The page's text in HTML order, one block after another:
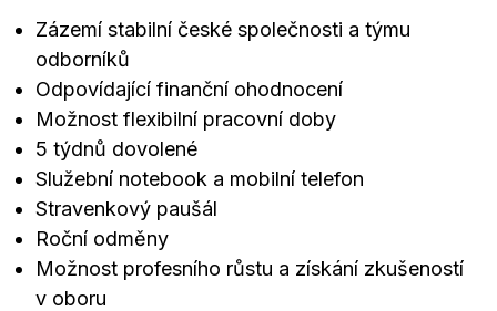
Zázemí stabilní české společnosti a týmu
odborníků
Odpovídající finanční ohodnocení
Možnost flexibilní pracovní doby
5 týdnů dovolené
Služební notebook a mobilní telefon
Stravenkový paušál
Roční odměny
Možnost profesního růstu a získání zkušeností
v oboru